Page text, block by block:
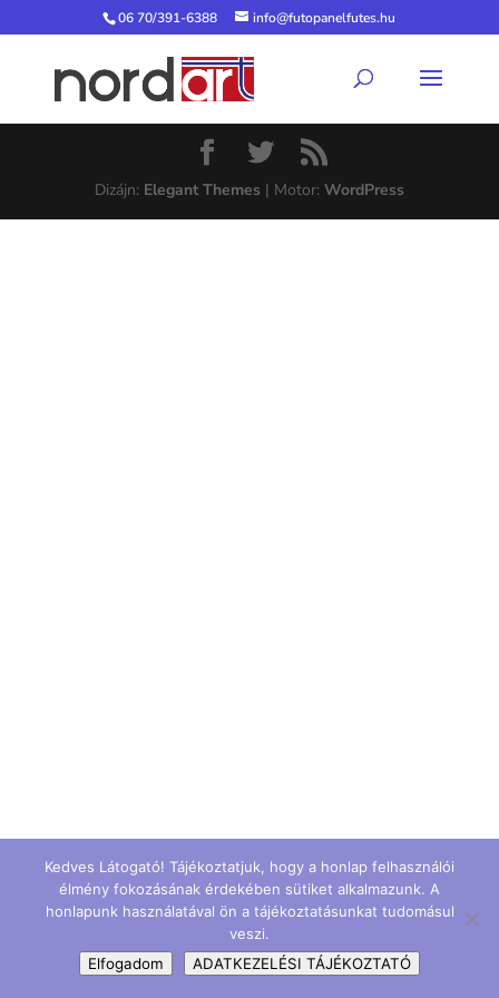
06 70/391-6388 info@futopanelfutes.hu
Dizájn: Elegant Themes | Motor: WordPress
Kedves Látogató! Tájékoztatjuk, hogy a honlap felhasználói
élmény fokozásának érdekében sütiket alkalmazunk. A
honlapunk használatával ön a tájékoztatásunkat tudomásul
veszi.
Elfogadom
ADATKEZELÉSI TÁJÉKOZTATÓ